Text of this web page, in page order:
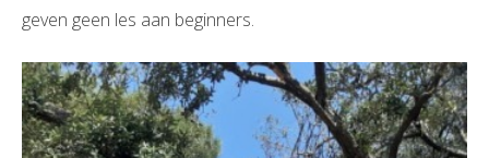
geven geen les aan beginners.